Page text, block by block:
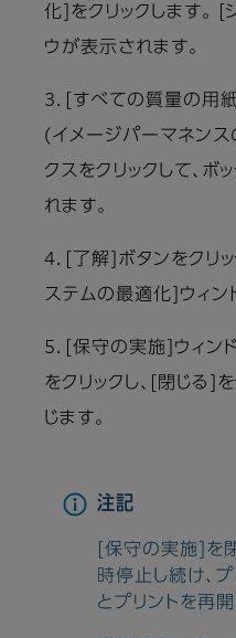
化]をクリックします。
ウが表示されます。
3．[すべての質量の用
(イメージパーマネンス
クスをクリックして、ボ
れます。
4．[了解]ボタンをクリ
ステムの最適化]ウィン
5．[保守の実施]ウィン
をクリックし、[閉じる]
じます。
注記
[保守の実施]を
時停止し続け、
とプリントを再開